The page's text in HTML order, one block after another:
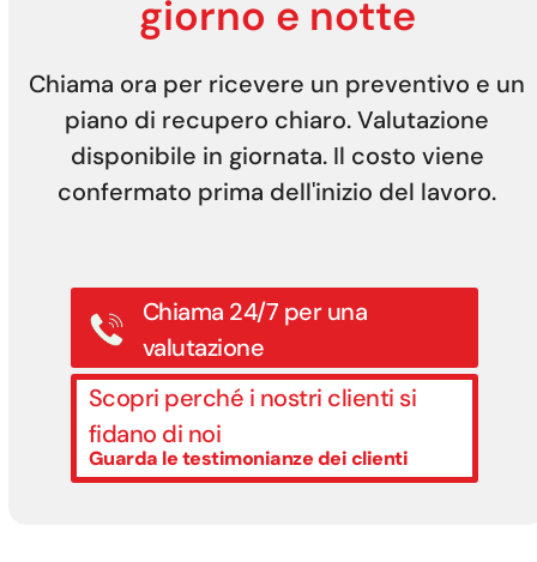
giorno e notte
Chiama ora per ricevere un preventivo e un
piano di recupero chiaro. Valutazione
disponibile in giornata. Il costo viene
confermato prima dell'inizio del lavoro.
Chiama 24/7 per una
valutazione
Scopri perché i nostri clienti si
fidano di noi
Guarda le testimonianze dei clienti